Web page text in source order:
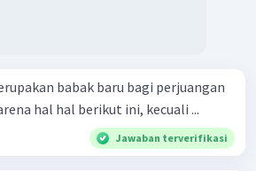
babak baru bagi perjuangan
hal hal berikut ini, kecuali ...
Jawaban terverifikasi